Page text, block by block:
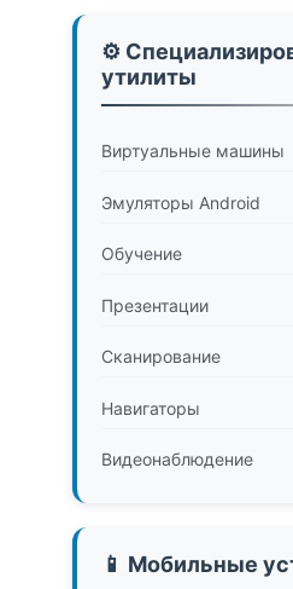
⚙️
утилиты
Виртуальные машины
Эмуляторы Android
Обучение
Презентации
Сканирование
Навигаторы
Видеонаблюдение
📱 Мобильные